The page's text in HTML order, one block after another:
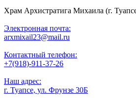
Храм Архистратига Михаила (г.
Электронная почта:
arxmixail23@mail.ru
Контактный телефон:
+7(918)-911-37-26
Наш адрес:
г. Туапсе, ул. Фрунзе 30Б